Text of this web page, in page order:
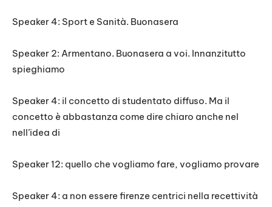
Speaker 4: Sport e Sanità. Buonasera
Speaker 2: Armentano. Buonasera a voi. Innanzitutto
spieghiamo
Speaker 4: il concetto di studentato diffuso. Ma il
concetto è abbastanza come dire chiaro anche nel
nell’idea di
Speaker 12: quello che vogliamo fare, vogliamo provare
Speaker 4: a non essere firenze centrici nella recettività